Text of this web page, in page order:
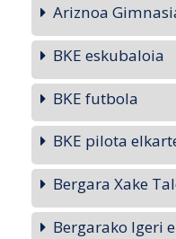
Ariznoa
BKE eskubaloia
BKE futbola
BKE pilota
Bergara Xake
Bergarako Igeri